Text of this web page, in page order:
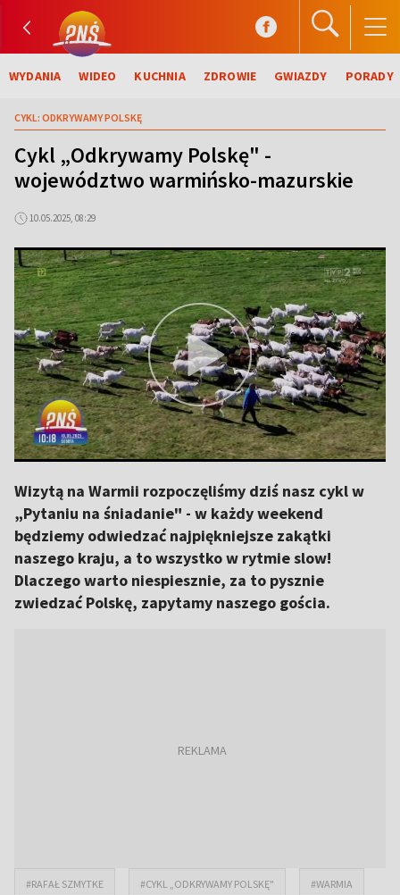
WYDANIA WIDEO KUCHNIA ZDROWIE GWIAZDY PORADY
CYKL: ODKRYWAMY POLSKĘ
Cykl „Odkrywamy Polskę" -
województwo warmińsko-mazurskie
10.05.2025, 08:29
Wizytą na Warmii rozpoczęliśmy dziś nasz cykl w
„Pytaniu na śniadanie" - w każdy weekend
będziemy odwiedzać najpiękniejsze zakątki
naszego kraju, a to wszystko w rytmie slow!
Dlaczego warto niespiesznie, za to pysznie
zwiedzać Polskę, zapytamy naszego gościa.
#RAFAŁ SZMYTKE #CYKL „ODKRYWAMY POLSKĘ" #WARMIA